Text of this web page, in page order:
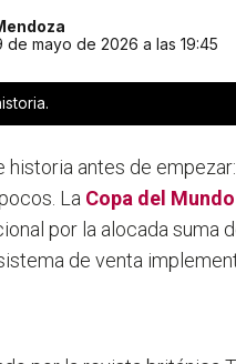
de mayo de 2026 a las 19:45
historia antes de
La Copa del Mundo
por la alocada suma
de venta